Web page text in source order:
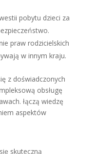
pobytu dzieci za
praw rodzicielskich
w innym kraju.
z doświadczonych
obsługę
łączą wiedzę
aspektów
skuteczną